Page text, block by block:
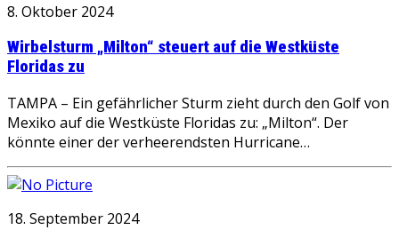
8. Oktober 2024
Wirbelsturm „Milton“ steuert auf die Westküste
Floridas zu
TAMPA – Ein gefährlicher Sturm zieht durch den Golf von
Mexiko auf die Westküste Floridas zu: „Milton“. Der
könnte einer der verheerendsten Hurricane…
18. September 2024